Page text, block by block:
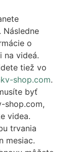
o
na videá.
tiež vo
shop.com.
byť
shop.com,
videa.
trvania
mesiac.